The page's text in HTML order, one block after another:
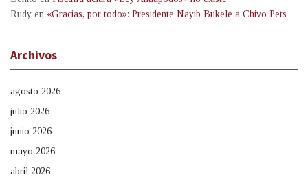
Rudy en «Gracias, por todo»: Presidente Nayib Bukele a Chivo Pets
Archivos
agosto 2026
julio 2026
junio 2026
mayo 2026
abril 2026